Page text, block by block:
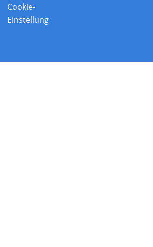
Cookie-
Einstellung